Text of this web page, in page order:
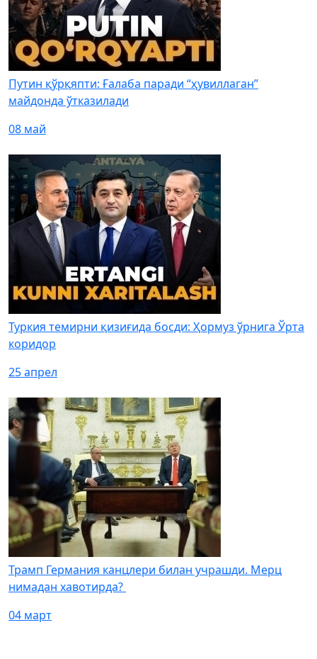
Путин қўрқяпти: Ғалаба паради “ҳувиллаган”
майдонда ўтказилади
08 май
Туркия темирни қизиғида босди: Ҳормуз ўрнига Ўрта
коридор
25 апрел
Трамп Германия канцлери билан учрашди. Мерц
нимадан хавотирда?
04 март